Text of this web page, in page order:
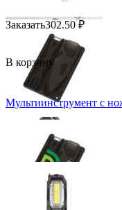
Заказать302.50 ₽
В корзину
Мультиинструмент с